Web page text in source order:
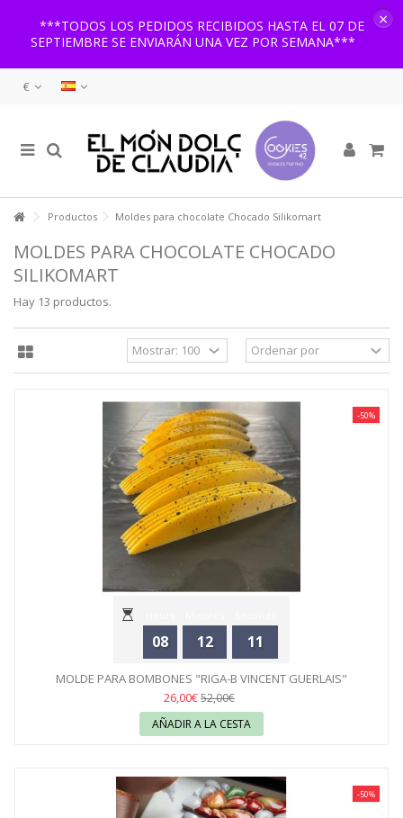
***TODOS LOS PEDIDOS RECIBIDOS HASTA EL 07 DE
SEPTIEMBRE SE ENVIARÁN UNA VEZ POR SEMANA***
×
€
Productos Moldes para chocolate Chocado Silikomart
MOLDES PARA CHOCOLATE CHOCADO
SILIKOMART
Hay 13 productos.
08 12 11
-50%
MOLDE PARA BOMBONES "RIGA-B VINCENT GUERLAIS"
SILIKOMART
26,00€52,00€
AÑADIR A LA CESTA
-50%